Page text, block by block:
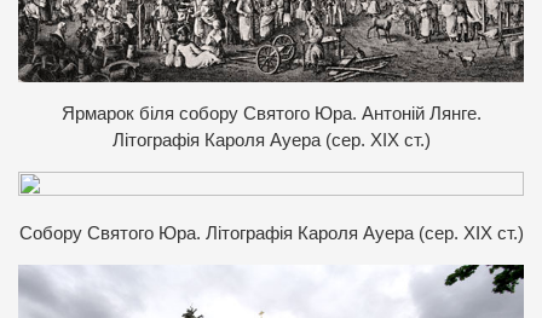
Ярмарок біля собору Святого Юра. Антоній Лянге.
Літографія Кароля Ауера (сер. ХІХ ст.)
Собору Святого Юра. Літографія Кароля Ауера (сер. ХІХ ст.)